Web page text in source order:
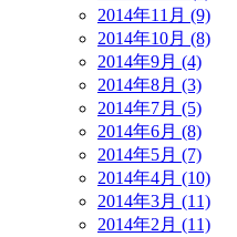
2014年11月 (9)
2014年10月 (8)
2014年9月 (4)
2014年8月 (3)
2014年7月 (5)
2014年6月 (8)
2014年5月 (7)
2014年4月 (10)
2014年3月 (11)
2014年2月 (11)